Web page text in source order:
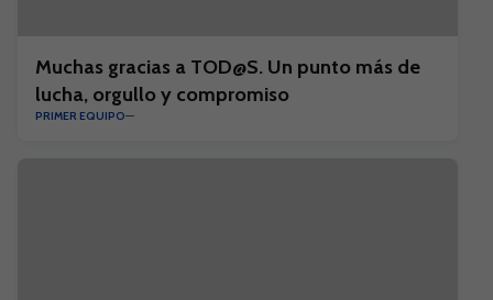
Muchas gracias a TOD@S. Un punto más de
lucha, orgullo y compromiso
PRIMER EQUIPO